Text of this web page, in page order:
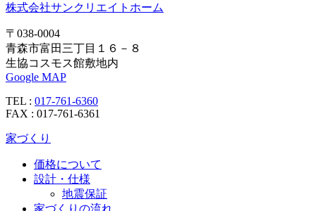
株式会社サンクリエイトホーム
〒038-0004
青森市富田三丁目１６－８
生協コスモス館敷地内
Google MAP
TEL : 017-761-6360
FAX : 017-761-6361
家づくり
価格について
設計・仕様
地震保証
家づくりの流れ